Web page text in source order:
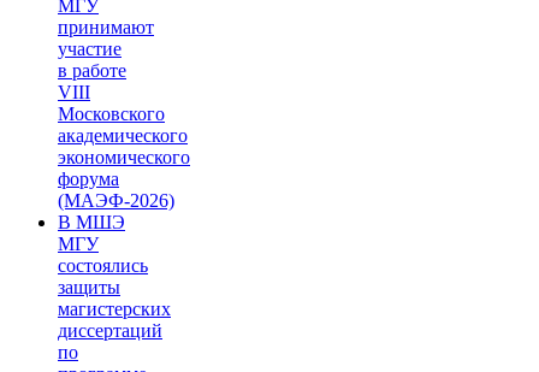
МГУ
принимают
участие
в работе
VIII
Московского
академического
экономического
форума
(МАЭФ-2026)
В МШЭ
МГУ
состоялись
защиты
магистерских
диссертаций
по